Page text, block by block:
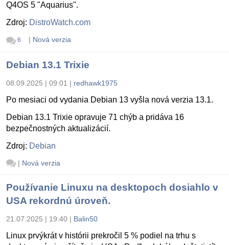
Q4OS 5 "Aquarius".
Zdroj: DistroWatch.com
6 | Nová verzia
Debian 13.1 Trixie
08.09.2025 | 09:01 | redhawk1975
Po mesiaci od vydania Debian 13 vyšla nová verzia 13.1.
Debian 13.1 Trixie opravuje 71 chýb a pridáva 16
bezpečnostných aktualizácií.
Zdroj: Debian
| Nová verzia
Používanie Linuxu na desktopoch dosiahlo v
USA rekordnú úroveň.
21.07.2025 | 19:40 | Balin50
Linux prvýkrát v histórii prekročil 5 % podiel na trhu s